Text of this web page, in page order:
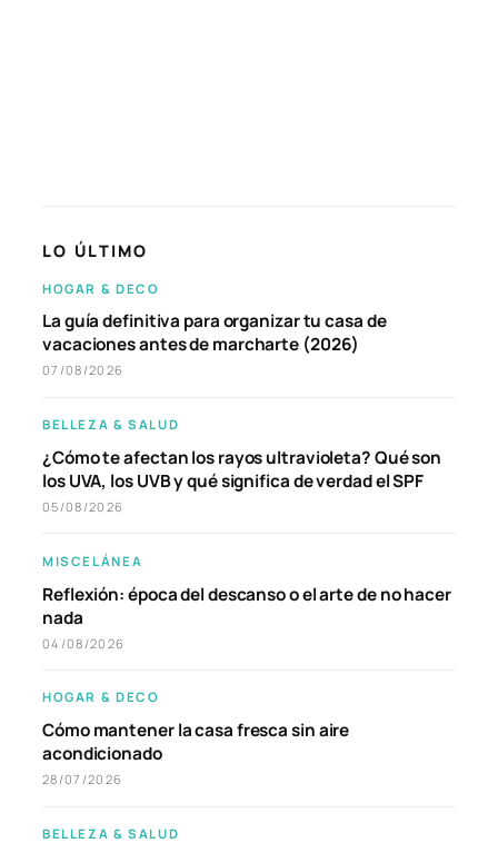
LO ÚLTIMO
HOGAR & DECO
La guía definitiva para organizar tu casa de
vacaciones antes de marcharte (2026)
07/08/2026
BELLEZA & SALUD
¿Cómo te afectan los rayos ultravioleta? Qué son
los UVA, los UVB y qué significa de verdad el SPF
05/08/2026
MISCELÁNEA
Reflexión: época del descanso o el arte de no hacer
nada
04/08/2026
HOGAR & DECO
Cómo mantener la casa fresca sin aire
acondicionado
28/07/2026
BELLEZA & SALUD